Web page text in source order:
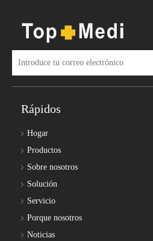
Rápidos
Hogar
Productos
Sobre nosotros
Solución
Servicio
Porque nosotros
Noticias